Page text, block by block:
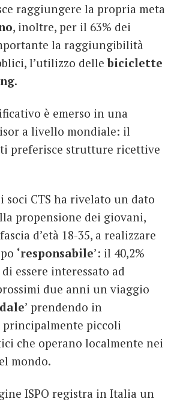
raggiungere la propria meta
, inoltre, per il 63% dei
la raggiungibilità
l’utilizzo dellebiciclette
.
è emerso in una
a livello mondiale: il
preferisce strutture ricettive
soci CTS ha rivelato un dato
propensione dei giovani,
d’età 18-35, a realizzare
‘responsabile’: il 40,2%
essere interessato ad
due anni un viaggio
’ prendendo in
principalmente piccoli
che operano localmente nei
mondo.
ISPO registra in Italia un